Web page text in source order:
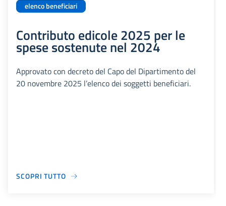
elenco beneficiari
Contributo edicole 2025 per le
spese sostenute nel 2024
Approvato con decreto del Capo del Dipartimento del
20 novembre 2025 l’elenco dei soggetti beneficiari.
SCOPRI TUTTO